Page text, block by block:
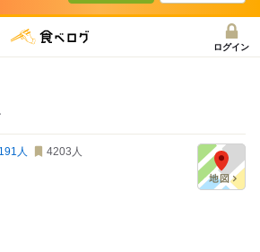
ログイン
191 人 4203 人